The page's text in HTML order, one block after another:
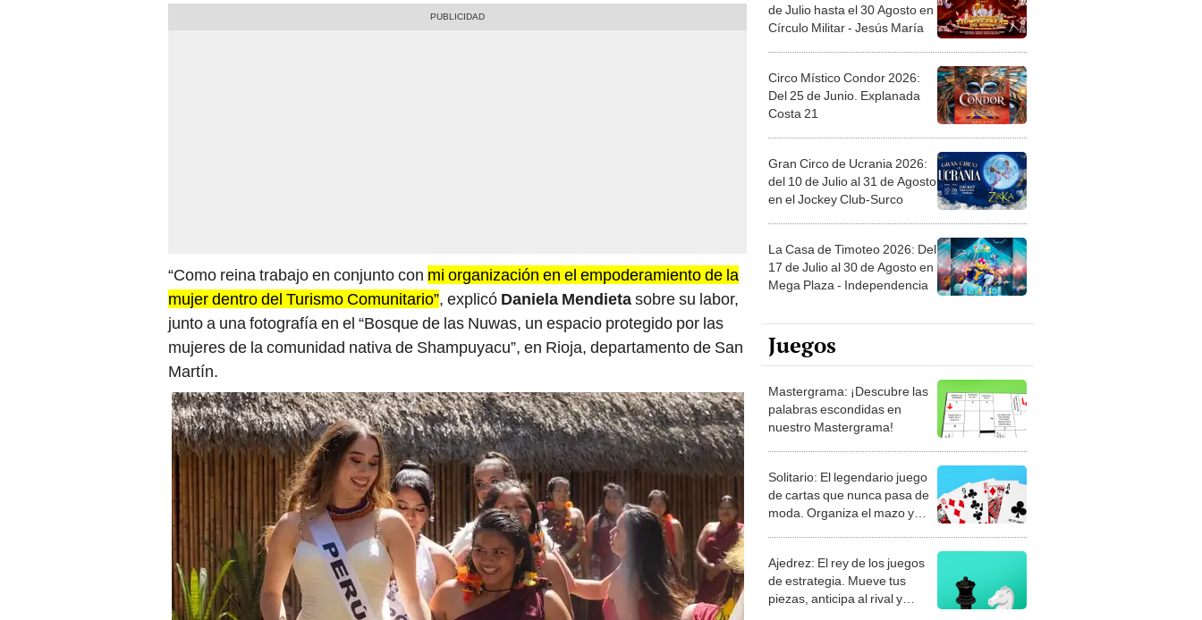
“Como reina trabajo en conjunto con mi organización en el empoderamiento de la
mujer dentro del Turismo Comunitario”, explicó Daniela Mendietasobre su labor,
junto a una fotografía en el “Bosque de las Nuwas, un espacio protegido por las
mujeres de la comunidad nativa de Shampuyacu”, en Rioja, departamento de San
Martín.
de Julio hasta el 30 Agosto en
Círculo Militar - Jesús María
Circo Místico Condor 2026:
Del 25 de Junio. Explanada
Costa 21
Gran Circo de Ucrania 2026:
del 10 de Julio al 31 de Agosto
en el Jockey Club-Surco
La Casa de Timoteo 2026: Del
17 de Julio al 30 de Agosto en
Mega Plaza - Independencia
Juegos
Mastergrama: ¡Descubre las
palabras escondidas en
nuestro Mastergrama!
Solitario: El legendario juego
de cartas que nunca pasa de
moda. Organiza el mazo y
Ajedrez: El rey de los juegos
de estrategia. Mueve tus
piezas, anticipa al rival y